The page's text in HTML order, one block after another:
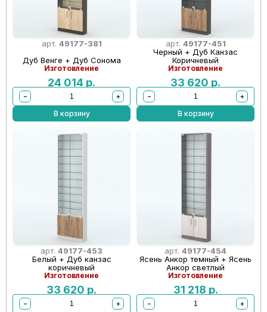
арт. 49177-381
Дуб Венге + Дуб Сонома
Изготовление
24 014 р.
−
+
В корзину
арт. 49177-451
Черный + Дуб Канзас
Коричневый
Изготовление
33 620 р.
−
+
В корзину
арт. 49177-453
Белый + Дуб канзас
коричневый
Изготовление
33 620 р.
−
+
арт. 49177-454
Ясень Анкор темный + Ясень
Анкор светлый
Изготовление
31 218 р.
−
+